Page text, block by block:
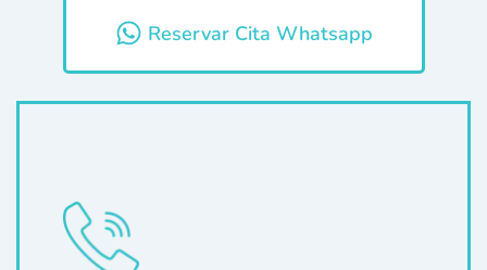
Reservar Cita Whatsapp